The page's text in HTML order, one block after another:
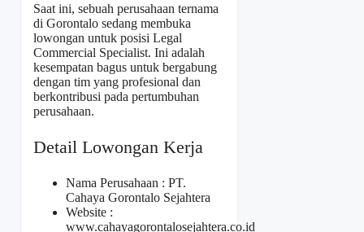
Saat ini, sebuah perusahaan ternama
di Gorontalo sedang membuka
lowongan untuk posisi Legal
Commercial Specialist. Ini adalah
kesempatan bagus untuk bergabung
dengan tim yang profesional dan
berkontribusi pada pertumbuhan
perusahaan.
Detail Lowongan Kerja
Nama Perusahaan : PT.
Cahaya Gorontalo Sejahtera
Website :
www.cahayagorontalosejahtera.co.id